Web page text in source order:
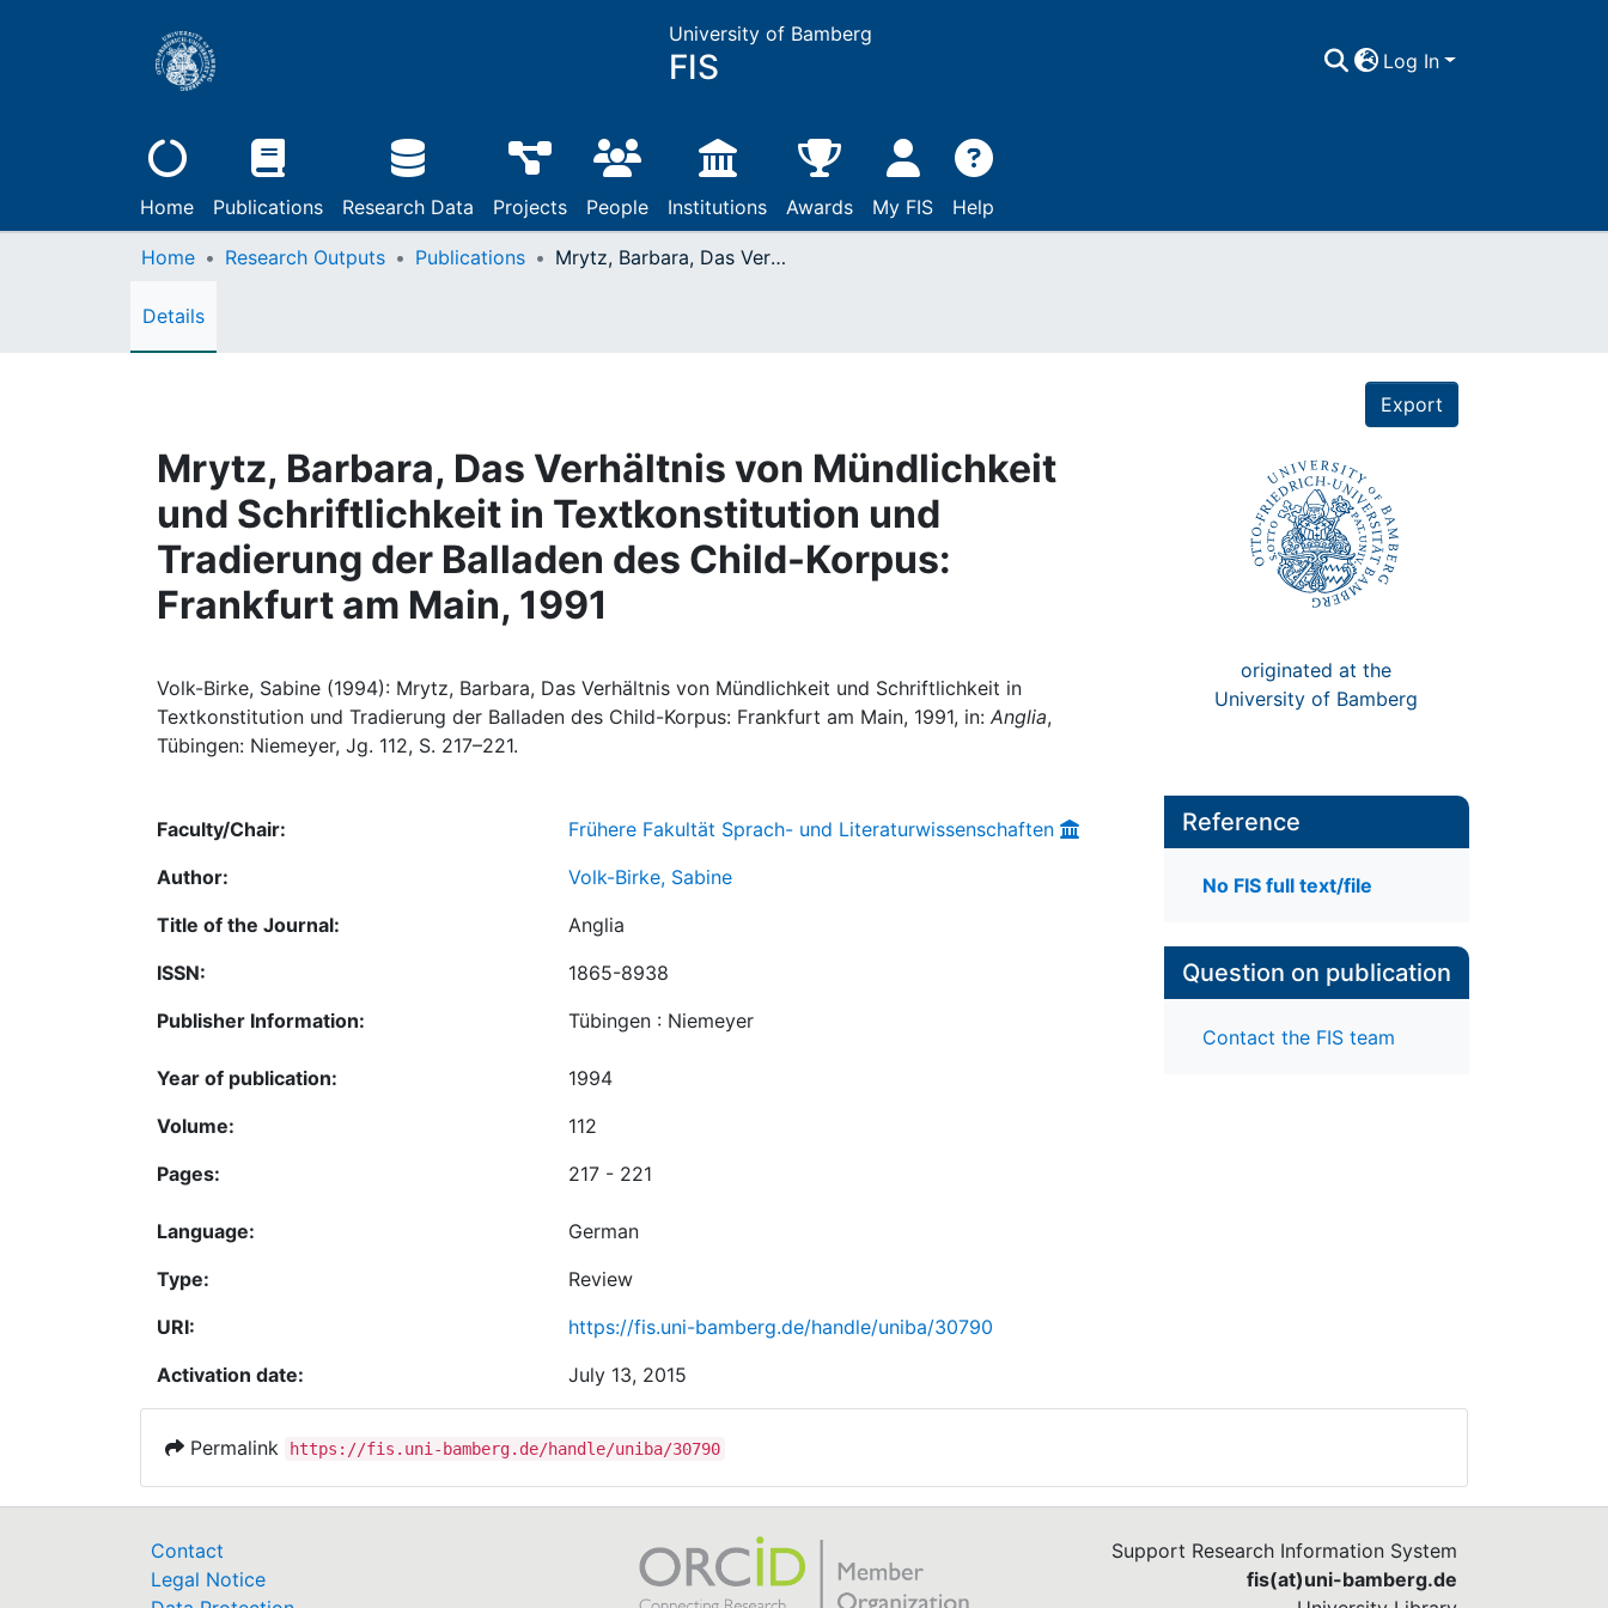
University of Bamberg
FIS Log In
Home Publications Research Data Projects People Institutions Awards My FIS Help
Home Research Outputs Publications Mrytz, Barbara, Das Verhältnis von Mündlichkeit und Schriftlichkeit in Textkonstitution und Tradierung der Balladen des Child-Korpus: Frankfurt am Main, 1991
Details
Export
Mrytz, Barbara, Das Verhältnis von Mündlichkeit
und Schriftlichkeit in Textkonstitution und
Tradierung der Balladen des Child-Korpus:
Frankfurt am Main, 1991
Volk-Birke, Sabine (1994): Mrytz, Barbara, Das Verhältnis von Mündlichkeit und Schriftlichkeit in
Textkonstitution und Tradierung der Balladen des Child-Korpus: Frankfurt am Main, 1991, in: Anglia,
Tübingen: Niemeyer, Jg. 112, S. 217–221.
originated at the
University of Bamberg
Faculty/Chair:
Frühere Fakultät Sprach- und Literaturwissenschaften
Author:
Volk-Birke, Sabine
Title of the Journal:
Anglia
ISSN:
1865-8938
Publisher Information:
Tübingen : Niemeyer
Year of publication:
1994
Volume:
112
Pages:
217 - 221
Language:
German
Type:
Review
URI:
https://fis.uni-bamberg.de/handle/uniba/30790
Activation date:
July 13, 2015
Reference
No FIS full text/file
Question on publication
Contact the FIS team
Permalink https://fis.uni-bamberg.de/handle/uniba/30790
Contact
Legal Notice
Support Research Information System
fis(at)uni-bamberg.de